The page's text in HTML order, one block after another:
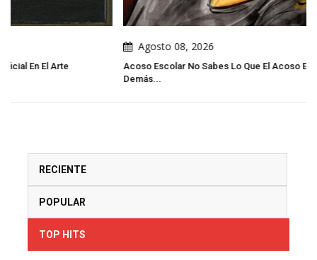
Acoso Escolar No Sabes Lo Que El Acoso Escolar Cambia En Los
RECIENTE
POPULAR
TOP HITS